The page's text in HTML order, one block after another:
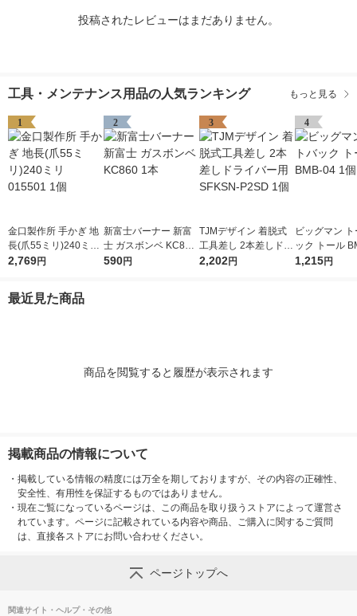
投稿されたレビューはまだありません。
工具・メンテナンス用品の人気ランキング もっと見る
1
金口製作所 手かぎ 地
長(爪55ミリ)240ミリ
015501 1個
2,769円
2
新富士バーナー 新富
士 ガスボンベ KC860
1本
590円
3
TJMデザイン 着脱式
工具差し 2本差しドラ
イバー用 SFKSN-P2S
2,202円
4
ビッグマン
ック トール
個
1,215円
最近見た商品
商品を閲覧すると履歴が表示されます
掲載商品の情報について
・ 掲載している情報の精度には万全を期しておりますが、その内容の正確性、
安全性、有用性を保証するものではありません。
・ 現在ご覧になっているページは、この商品を取り扱うストアによって運営さ
れています。ページに記載されている内容や商品、ご購入に関するご質問
は、直接各ストアにお問い合わせください。
ページトップへ
関連サイト・ヘルプ・その他